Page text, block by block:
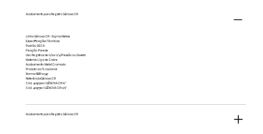
Acabamento para Registro Gênova CR
Linha Gênova CR - Sigma Metais
Especificações Técnicas:
Padrão: DECA
Fixação: Parede
Uso: Registros de 1.1/2 e 1.1/4 Pressão ou Gaveta
Material: Liga de Cobre
Acabamento: Metal Cromado
Produto: 100% nacional.
Norma NBR 10347
ReferênciaGênova CR
Cód. 40973010 I GÊNOVA CR ¾’’
Cód. 40973110 I GÊNOVA CR 1.1/2’’
Acabamento para Registro Gênova CR